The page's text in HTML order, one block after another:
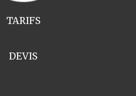
TARIFS
DEVIS